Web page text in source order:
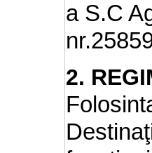
a S.C
2.